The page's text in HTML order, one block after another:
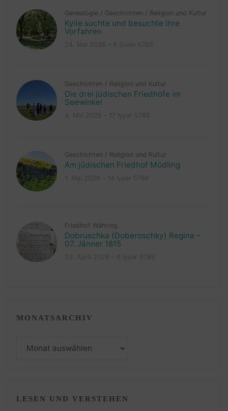
Genealogie / Geschichten / Religion und Kultur
Kylie suchte und besuchte ihre
Vorfahren
Geschichten / Religion und Kultur
Die drei jüdischen Friedhöfe im
Seewinkel
Geschichten / Religion und Kultur
Am jüdischen Friedhof Mödling
Friedhof Währing
Dobruschka (Doberoschky) Regina –
07. Jänner 1815
MONATSARCHIV
LESEN UND VERSTEHEN